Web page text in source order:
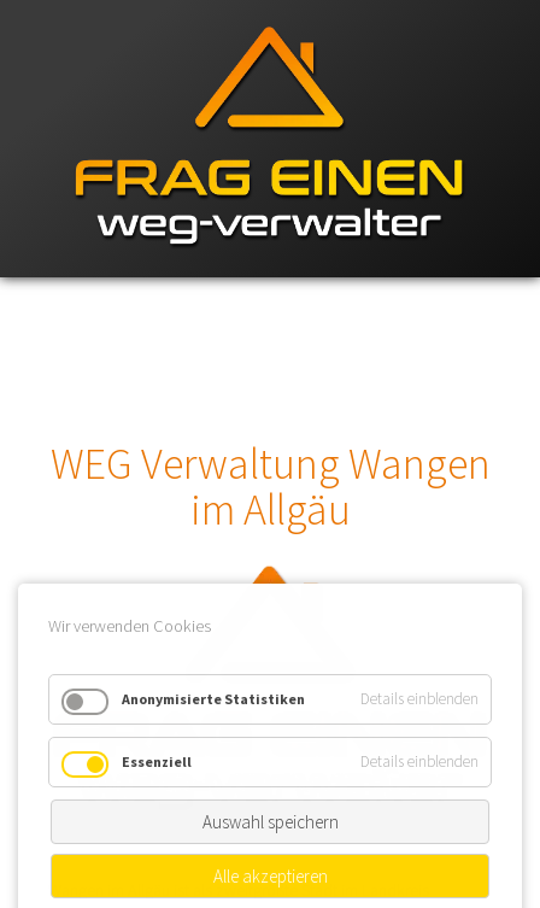
WEG Verwaltung Wangen
im Allgäu
Wangen im Allgäu ist als zweitgrößte Stadt im Landkreis
Wir verwenden Cookies
Anonymisierte Statistiken Details einblenden
Essenziell Details einblenden
Auswahl speichern
Alle akzeptieren